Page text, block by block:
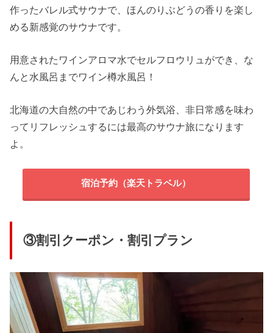
作ったバレル式サウナで、ほんのりぶどうの香りを楽し
める新感覚のサウナです。
用意されたワインアロマ水でセルフロウリュができ、な
んと水風呂までワイン樽水風呂！
北海道の大自然の中であじわう外気浴、非日常感を味わ
ってリフレッシュするには最高のサウナ旅になります
よ。
宿泊予約（楽天トラベル）
③割引クーポン・割引プラン